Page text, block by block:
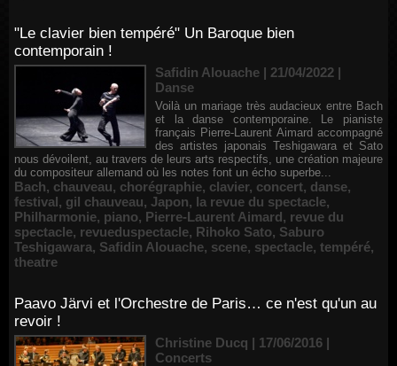
"Le clavier bien tempéré" Un Baroque bien
contemporain !
Safidin Alouache | 21/04/2022 |
Danse
Voilà un mariage très audacieux entre Bach
et la danse contemporaine. Le pianiste
français Pierre-Laurent Aimard accompagné
des artistes japonais Teshigawara et Sato
nous dévoilent, au travers de leurs arts respectifs, une création majeure
du compositeur allemand où les notes font un écho superbe...
Bach, chauveau, chorégraphie, clavier, concert, danse,
festival, gil chauveau, Japon, la revue du spectacle,
Philharmonie, piano, Pierre-Laurent Aimard, revue du
spectacle, revueduspectacle, Rihoko Sato, Saburo
Teshigawara, Safidin Alouache, scene, spectacle, tempéré,
theatre
Paavo Järvi et l'Orchestre de Paris… ce n'est qu'un au
revoir !
Christine Ducq | 17/06/2016 |
Concerts